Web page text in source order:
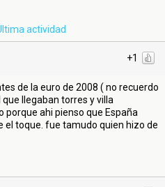
actividad
+1
de la euro de 2008 ( no recuerdo
llegaban torres y villa
porque ahi pienso que España
el toque. fue tamudo quien hizo de